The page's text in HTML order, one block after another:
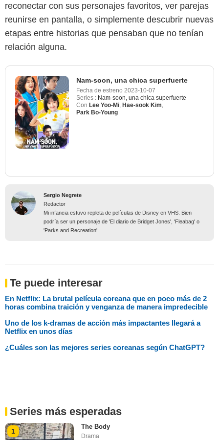
reconectar con sus personajes favoritos, ver parejas
reunirse en pantalla, o simplemente descubrir nuevas
etapas entre historias que pensaban que no tenían
relación alguna.
Nam-soon, una chica superfuerte
Fecha de estreno 2023-10-07
Series : Nam-soon, una chica superfuerte
Con Lee Yoo-Mi Hae-sook Kim
Park Bo-Young
Sergio Negrete
Redactor
Mi infancia estuvo repleta de películas de Disney en VHS. Bien
podría ser un personaje de 'El diario de Bridget Jones', 'Fleabag' o
'Parks and Recreation'
Te puede interesar
En Netflix: La brutal película coreana que en poco más de 2
horas combina traición y venganza de manera impredecible
Uno de los k-dramas de acción más impactantes llegará a
Netflix en unos días
¿Cuáles son las mejores series coreanas según ChatGPT?
Series más esperadas
1
The Body
Drama